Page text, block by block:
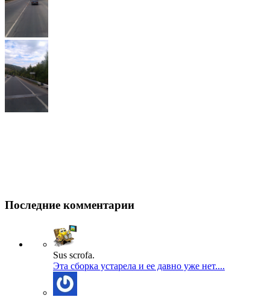
Последние комментарии
Sus scrofa.
Эта сборка устарела и ее давно уже нет....